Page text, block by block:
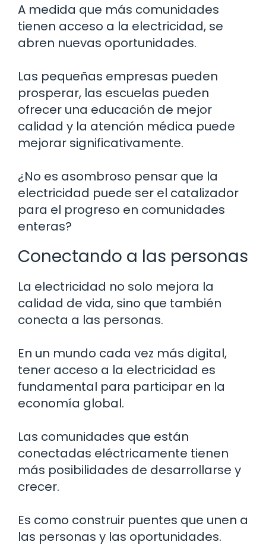
A medida que más comunidades
tienen acceso a la electricidad, se
abren nuevas oportunidades.
Las pequeñas empresas pueden
prosperar, las escuelas pueden
ofrecer una educación de mejor
calidad y la atención médica puede
mejorar significativamente.
¿No es asombroso pensar que la
electricidad puede ser el catalizador
para el progreso en comunidades
enteras?
Conectando a las personas
La electricidad no solo mejora la
calidad de vida, sino que también
conecta a las personas.
En un mundo cada vez más digital,
tener acceso a la electricidad es
fundamental para participar en la
economía global.
Las comunidades que están
conectadas eléctricamente tienen
más posibilidades de desarrollarse y
crecer.
Es como construir puentes que unen a
las personas y las oportunidades.